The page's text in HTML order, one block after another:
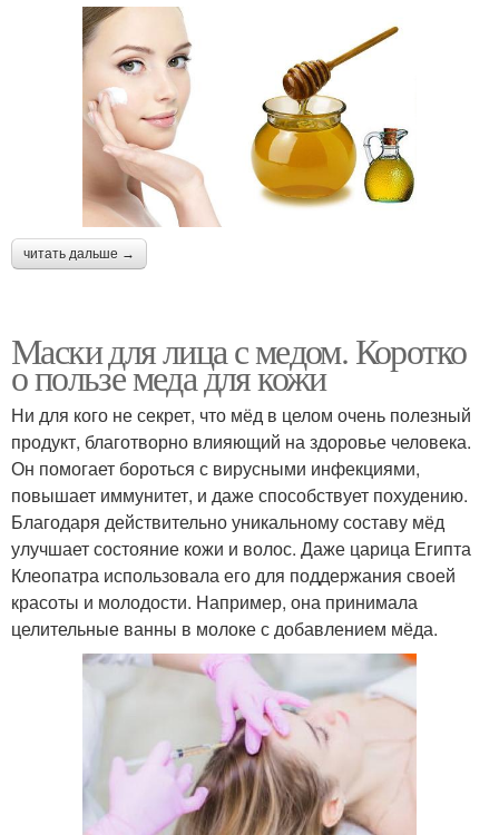
читать дальше →
Маски для лица с медом. Коротко
о пользе меда для кожи
Ни для кого не секрет, что мёд в целом очень полезный
продукт, благотворно влияющий на здоровье человека.
Он помогает бороться с вирусными инфекциями,
повышает иммунитет, и даже способствует похудению.
Благодаря действительно уникальному составу мёд
улучшает состояние кожи и волос. Даже царица Египта
Клеопатра использовала его для поддержания своей
красоты и молодости. Например, она принимала
целительные ванны в молоке с добавлением мёда.